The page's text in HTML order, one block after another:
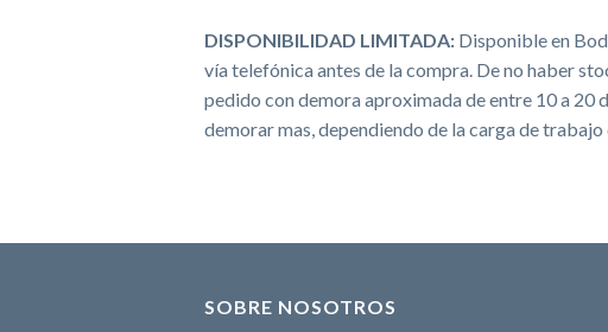
DISPONIBILIDAD LIMITADA: Disponible en
vía telefónica antes de la compra. De no haber
pedido con demora aproximada de entre 10 a 20
demorar mas, dependiendo de la carga de
SOBRE NOSOTROS